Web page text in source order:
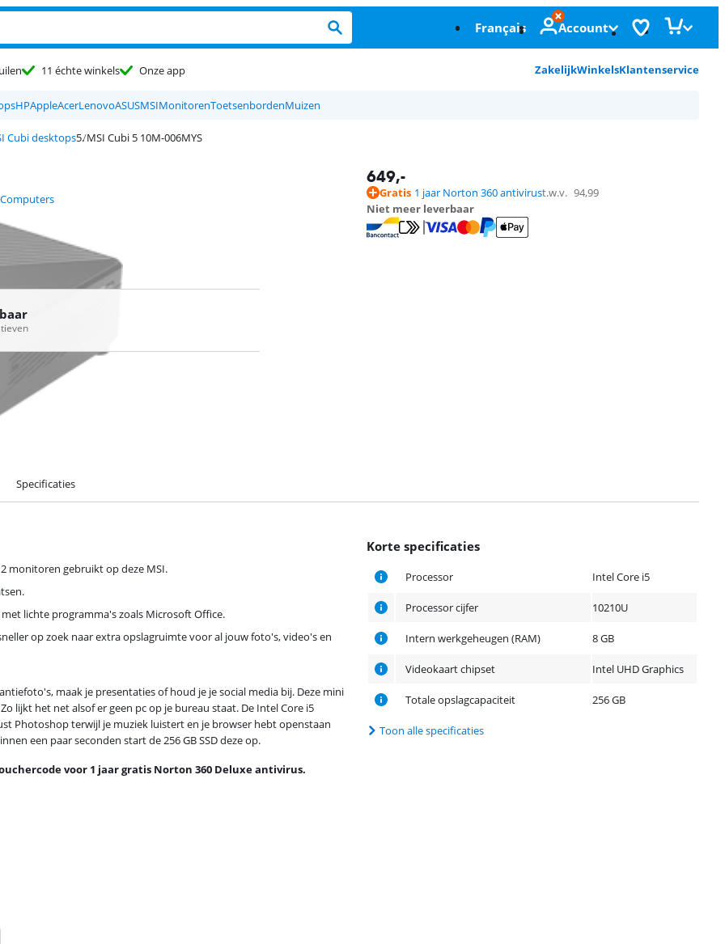
Français Account
11 échte winkels Onze app ZakelijkWinkelsKlantenservice
HPAppleAcerLenovoASUSMSIMonitorenToetsenbordenMuizen
Cubi desktops MSI Cubi 5 10M-006MYS
649,-
Gratis 1 jaar Norton 360 antivirust.w.v. 94,99
Niet meer leverbaar
Specificaties
Korte specificaties
Processor Intel Core i5
Processor cijfer 10210U
Intern werkgeheugen (RAM) 8 GB
Videokaart chipset Intel UHD Graphics
Totale opslagcapaciteit 256 GB
Toon alle specificaties
monitoren gebruikt op deze MSI.
lichte programma's zoals Microsoft Office.
op zoek naar extra opslagruimte voor al jouw foto's, video's en
maak je presentaties of houd je je social media bij. Deze mini
lijkt het net alsof er geen pc op je bureau staat. De Intel Core i5
Photoshop terwijl je muziek luistert en je browser hebt openstaan
een paar seconden start de 256 GB SSD deze op.
voor 1 jaar gratis Norton 360 Deluxe antivirus.